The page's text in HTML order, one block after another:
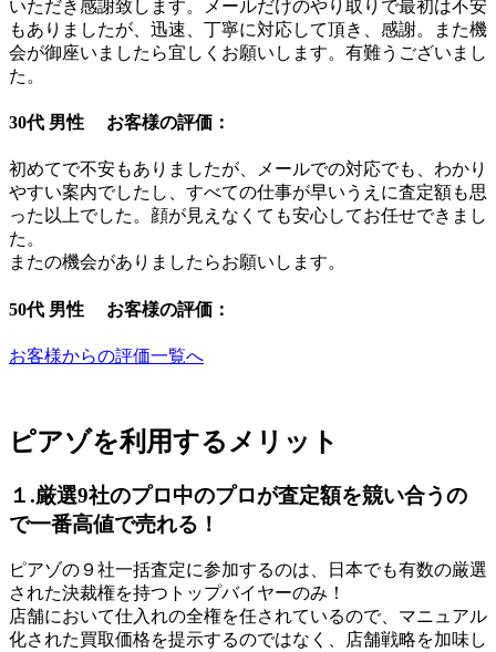
いただき感謝致します。メールだけのやり取りで最初は不安
もありましたが、迅速、丁寧に対応して頂き、感謝。また機
会が御座いましたら宜しくお願いします。有難うございまし
た。
30代 男性 お客様の評価：
初めてで不安もありましたが、メールでの対応でも、わかり
やすい案内でしたし、すべての仕事が早いうえに査定額も思
った以上でした。顔が見えなくても安心してお任せできまし
た。
またの機会がありましたらお願いします。
50代 男性 お客様の評価：
お客様からの評価一覧へ
ピアゾを利用するメリット
１.厳選9社のプロ中のプロが査定額を競い合うの
で一番高値で売れる！
ピアゾの９社一括査定に参加するのは、日本でも有数の厳選
された決裁権を持つトップバイヤーのみ！
店舗において仕入れの全権を任されているので、マニュアル
化された買取価格を提示するのではなく、店舗戦略を加味し